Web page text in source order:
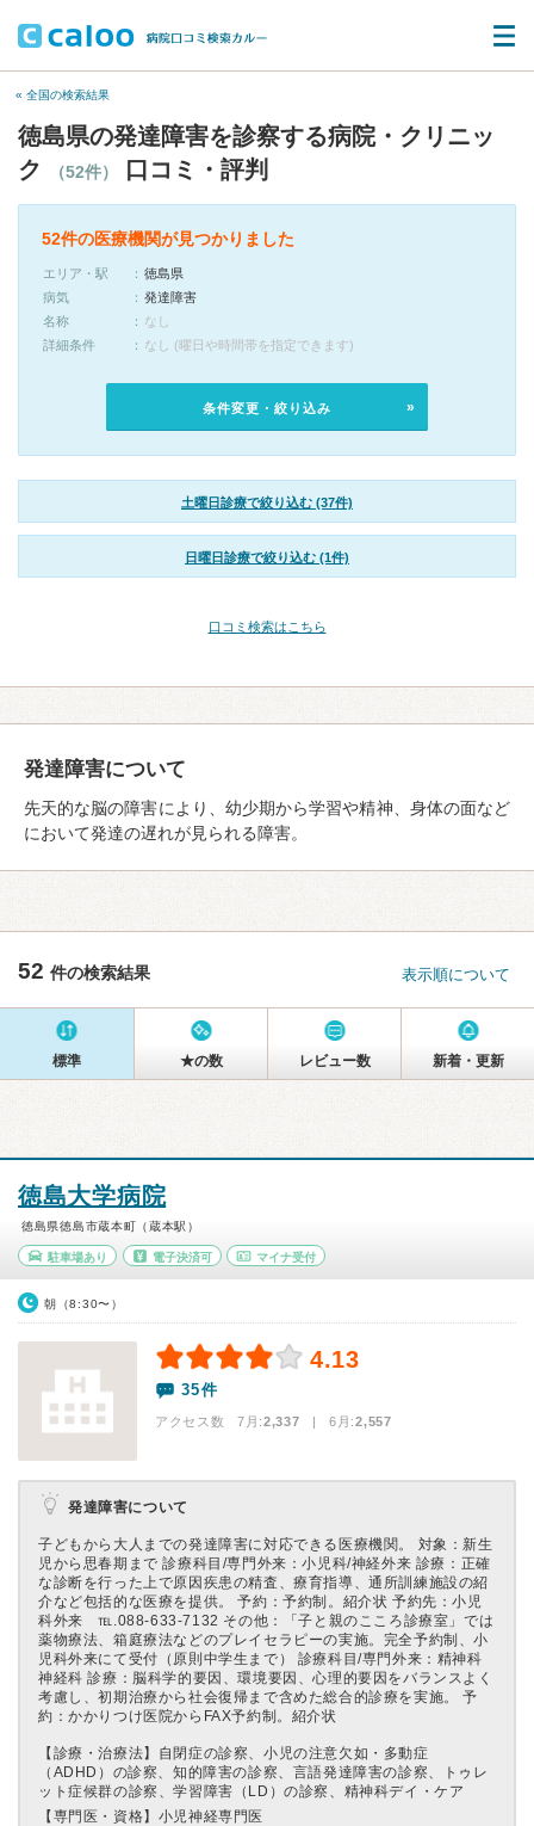
« 全国の検索結果
徳島県の発達障害を診察する病院・クリニッ
ク
（52件） 口コミ・評判
52件の医療機関が見つかりました
エリア・駅
徳島県
病気
発達障害
名称
なし
詳細条件
なし (曜日や時間帯を指定できます)
条件変更・絞り込み
土曜日診療で絞り込む (37件)
日曜日診療で絞り込む (1件)
口コミ検索はこちら
発達障害について
先天的な脳の障害により、幼少期から学習や精神、身体の面など
において発達の遅れが見られる障害。
52 件の検索結果 表示順について
標準 ★の数 レビュー数 新着・更新
徳島大学病院
徳島県徳島市蔵本町（蔵本駅）
駐車場あり 電子決済可 マイナ受付
朝（8:30〜）
4.13
35件
アクセス数 7月:2,337 | 6月:2,557
発達障害について
子どもから大人までの発達障害に対応できる医療機関。 対象：新生
児から思春期まで 診療科目/専門外来：小児科/神経外来 診療：正確
な診断を行った上で原因疾患の精査、療育指導、通所訓練施設の紹
介など包括的な医療を提供。 予約：予約制。紹介状 予約先：小児
科外来 ℡.088-633-7132 その他：「子と親のこころ診療室」では
薬物療法、箱庭療法などのプレイセラピーの実施。完全予約制、小
児科外来にて受付（原則中学生まで） 診療科目/専門外来：精神科
神経科 診療：脳科学的要因、環境要因、心理的要因をバランスよく
考慮し、初期治療から社会復帰まで含めた総合的診療を実施。 予
約：かかりつけ医院からFAX予約制。紹介状
【診療・治療法】 自閉症の診察、小児の注意欠如・多動症
（ADHD）の診察、知的障害の診察、言語発達障害の診察、トゥレ
ット症候群の診察、学習障害（LD）の診察、精神科デイ・ケア
【専門医・資格】 小児神経専門医